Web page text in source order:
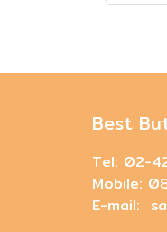
Best
Tel: 02-
Mobile:
E-mail: